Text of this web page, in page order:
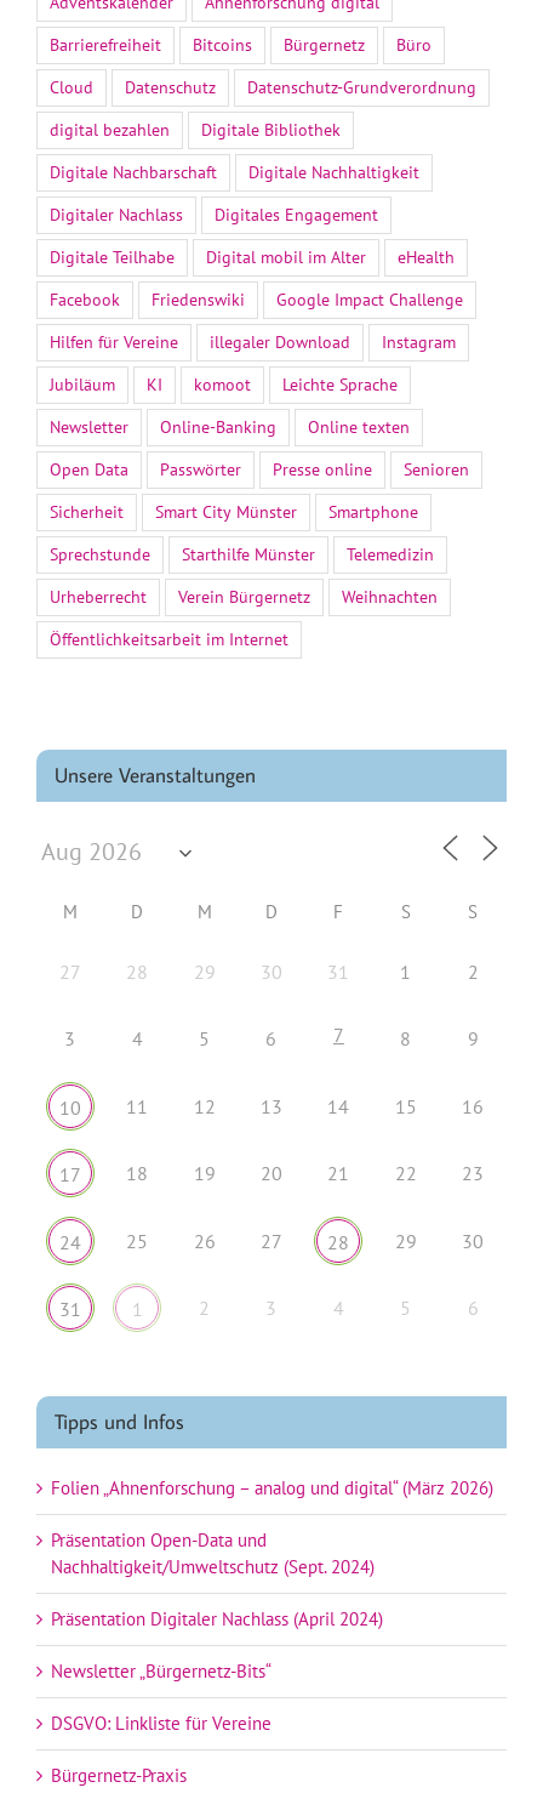
Unsere Veranstaltungen
M D M D F S S
27 28 29 30 31 1 2
3 4 5 6 7 8 9
10 11 12 13 14 15 16
17 18 19 20 21 22 23
24 25 26 27 28 29 30
31 1 2 3 4 5 6
Tipps und Infos
Folien „Ahnenforschung – analog und digital“ (März 2026)
Präsentation Open-Data und
Nachhaltigkeit/Umweltschutz (Sept. 2024)
Präsentation Digitaler Nachlass (April 2024)
Newsletter „Bürgernetz-Bits“
DSGVO: Linkliste für Vereine
Bürgernetz-Praxis
Barrierefreiheit
Bitcoins Bürgernetz
Büro
Cloud
Datenschutz
Datenschutz-Grundverordnung
digital bezahlen
Digitale Bibliothek
Digitale Nachbarschaft
Digitale Nachhaltigkeit
Digitaler Nachlass
Digitales Engagement
Digitale Teilhabe
Digital mobil im Alter
eHealth
Facebook
Friedenswiki
Google Impact Challenge
Hilfen für Vereine
illegaler Download
Instagram
Jubiläum
KI komoot
Leichte Sprache
Newsletter
Online-Banking
Online texten
Open Data
Passwörter Presse online
Senioren
Sicherheit
Smart City Münster
Smartphone
Sprechstunde
Starthilfe Münster
Telemedizin
Urheberrecht
Verein Bürgernetz
Weihnachten
Öffentlichkeitsarbeit im Internet